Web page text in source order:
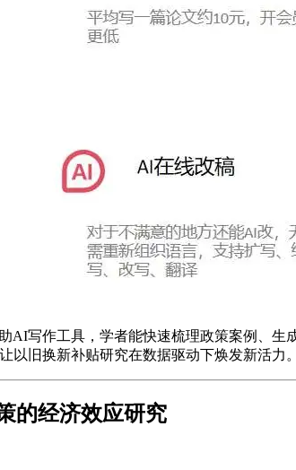
写作工具，学者能快速梳理政策案例、生
旧换新补贴研究在数据驱动下焕发新活力。
的经济效应研究